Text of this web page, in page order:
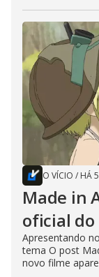
O VÍCIO / HÁ
Made in
oficial
Apresentando
tema O post
novo filme